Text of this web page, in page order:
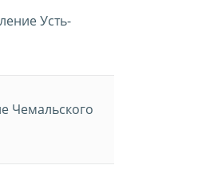
Усть-
Чемальского